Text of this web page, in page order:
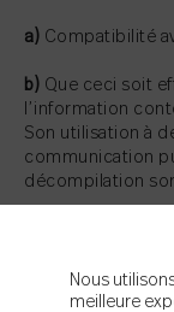
a) Compatibilité
b) Que ceci soit
l’information
Son utilisation à
communication
décompilation
Qu’aucun
site WEB ne soit
Nous
meilleure